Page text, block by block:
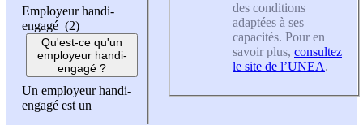
Employeur handi-
engagé (2)
Qu'est-ce qu'un
employeur handi-
engagé ?
Un employeur handi-
engagé est un
des conditions
adaptées à ses
capacités. Pour en
savoir plus, consultez
le site de l’UNEA.